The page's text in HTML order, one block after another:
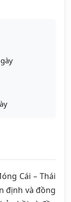
Cái – Thái
định và đồng